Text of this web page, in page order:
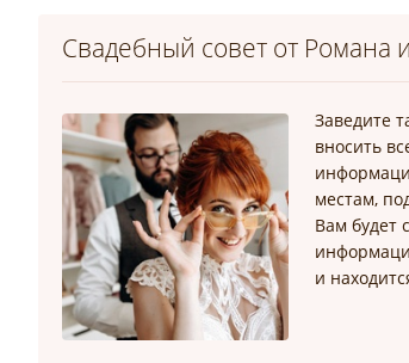
Свадебный совет от Романа
Заведите
вносить
местам,
Вам будет
и